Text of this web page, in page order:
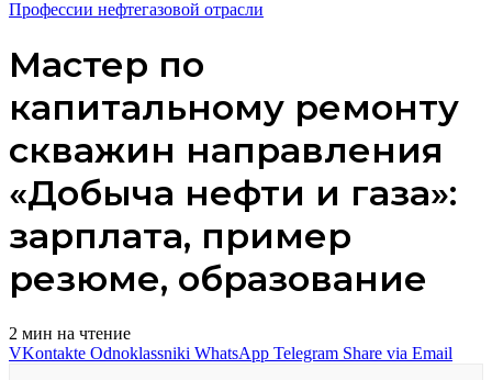
Профессии нефтегазовой отрасли
Мастер по
капитальному ремонту
скважин направления
«Добыча нефти и газа»:
зарплата, пример
резюме, образование
2 мин на чтение
VKontakte Odnoklassniki WhatsApp Telegram Share via Email